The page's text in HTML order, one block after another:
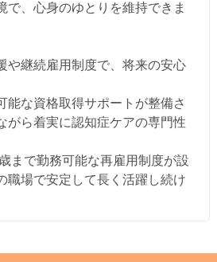
で、心身のゆとりを維持できま
や継続雇用制度で、将来の安心
能な資格取得サポートが整備さ
がら着実に認知症ケアの専門性
まで勤務可能な再雇用制度が設
職場で安定して長く活躍し続け